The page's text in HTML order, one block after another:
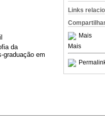
Links
Mais
Mais
da
graduação em